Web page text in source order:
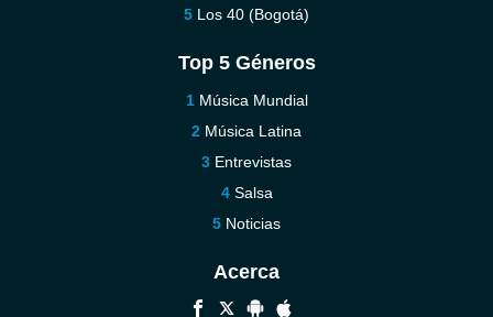
Los 40 (Bogotá)
Top 5 Géneros
Música Mundial
Música Latina
Entrevistas
Salsa
Noticias
Acerca